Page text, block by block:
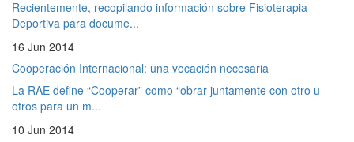
Recientemente, recopilando información sobre Fisioterapia
Deportiva para docume...
16 Jun 2014
Cooperación Internacional: una vocación necesaria
La RAE define “Cooperar” como “obrar juntamente con otro u
otros para un m...
10 Jun 2014